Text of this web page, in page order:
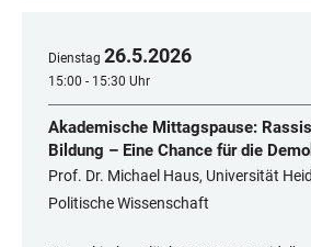
Dienstag 26.5.2026
15:00 - 15:30 Uhr
Akademische Mittagspause:
Bildung – Eine Chance für die
Prof. Dr. Michael Haus, Universität
Politische Wissenschaft